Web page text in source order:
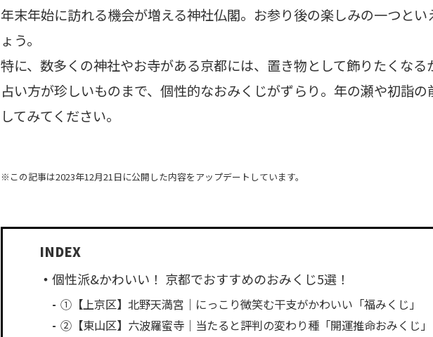
年末年始に訪れる機会が増える神社仏閣。お参り後の楽しみの一つと
ょう。
特に、数多くの神社やお寺がある京都には、置き物として飾りたくなる
占い方が珍しいものまで、個性的なおみくじがずらり。年の瀬や初詣
してみてください。
※この記事は2023年12月21日に公開した内容をアップデートしています。
個性派&かわいい！ 京都でおすすめのおみくじ5選！
①【上京区】北野天満宮｜にっこり微笑む干支がかわいい「福みくじ」
②【東山区】六波羅蜜寺｜当たると評判の変わり種「開運推命おみくじ」